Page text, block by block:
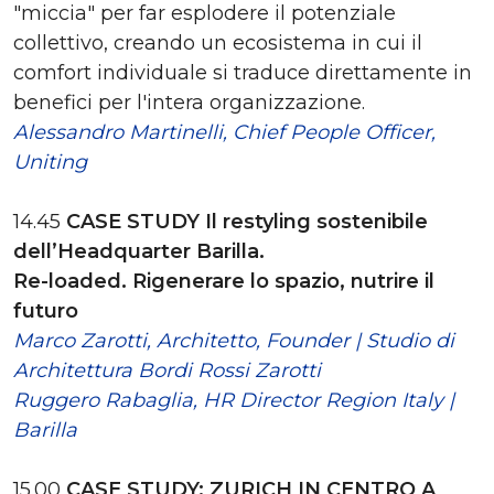
"miccia" per far esplodere il potenziale
collettivo, creando un ecosistema in cui il
comfort individuale si traduce direttamente in
benefici per l'intera organizzazione.
Alessandro Martinelli, Chief People Officer,
Uniting
14.45 CASE STUDY Il restyling sostenibile
dell’Headquarter Barilla.
Re-loaded. Rigenerare lo spazio, nutrire il
futuro
Marco Zarotti, Architetto, Founder | Studio di
Architettura Bordi Rossi Zarotti
Ruggero Rabaglia, HR Director Region Italy |
Barilla